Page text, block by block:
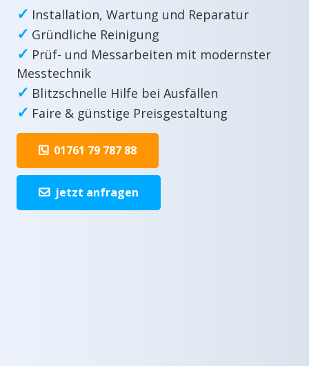
✓ Installation, Wartung und Reparatur
✓ Gründliche Reinigung
✓ Prüf- und Messarbeiten mit modernster
Messtechnik
✓ Blitzschnelle Hilfe bei Ausfällen
✓ Faire & günstige Preisgestaltung
01761 79 787 88
jetzt anfragen